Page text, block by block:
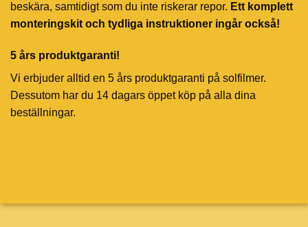
beskära, samtidigt som du inte riskerar repor. Ett komplett
monteringskit och tydliga instruktioner ingår också!
5 års produktgaranti!
Vi erbjuder alltid en 5 års produktgaranti på solfilmer.
Dessutom har du 14 dagars öppet köp på alla dina
beställningar.